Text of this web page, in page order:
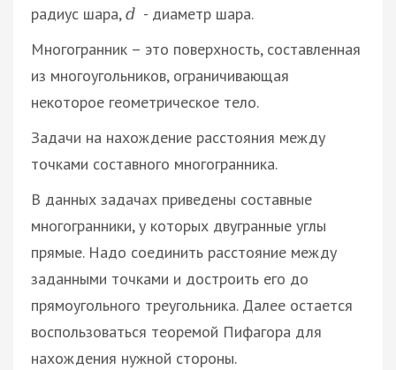
радиус шара,d - диаметр шара.
Многогранник – это поверхность, составленная
из многоугольников, ограничивающая
некоторое геометрическое тело.
Задачи на нахождение расстояния между
точками составного многогранника.
В данных задачах приведены составные
многогранники, у которых двугранные углы
прямые. Надо соединить расстояние между
заданными точками и достроить его до
прямоугольного треугольника. Далее остается
воспользоваться теоремой Пифагора для
нахождения нужной стороны.